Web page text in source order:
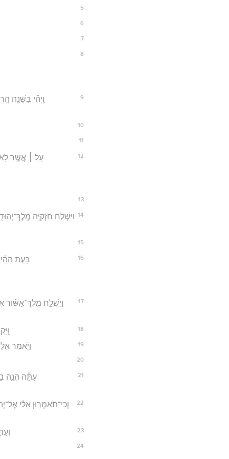
5
6
7
8
9
וַֽיְהִ֞י בַּשָּׁנָ֤ה
10
11
12 עַ֣ל ׀ אֲשֶׁ֣ר
13
14 וַיִּשְׁלַ֣ח חִזְקִיָּ֣ה
15
16 בָּעֵ֣ת
17
וַיִּשְׁלַ֣ח מֶֽלֶךְ־אַשּׁ֡וּר
18
19 וַיֹּ֤אמֶר
20
21
עַתָּ֡ה הִנֵּ֣ה
22
וְכִי־תֹאמְר֣וּן אֵלַ֔י
23
24